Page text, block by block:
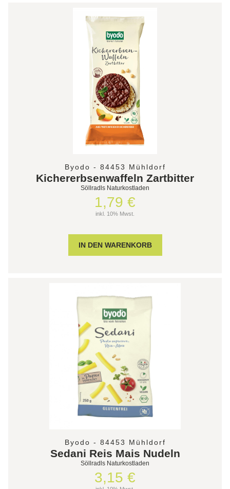
Byodo - 84453 Mühldorf
Kichererbsenwaffeln Zartbitter
Söllradls Naturkostladen
1,79 €
inkl. 10% Mwst.
Byodo - 84453 Mühldorf
Sedani Reis Mais Nudeln
Söllradls Naturkostladen
3,15 €